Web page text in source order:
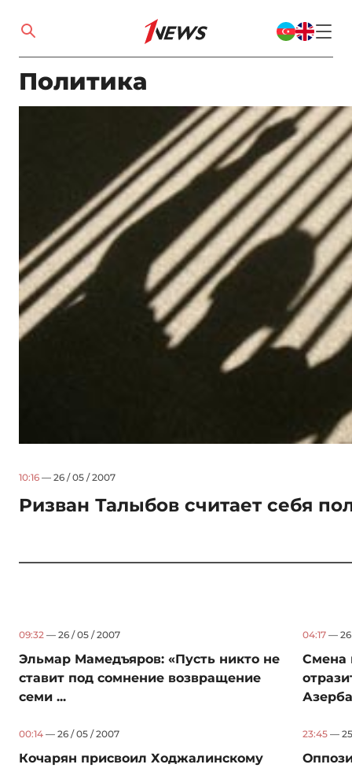
Политика
10:16 — 26 / 05 / 2007
Ризван Талыбов считает себя
09:32 — 26 / 05 / 2007
Эльмар Мамедъяров: «Пусть никто не
ставит под сомнение возвращение
семи ...
04:17 — 26
Смена
00:14 — 26 / 05 / 2007
Кочарян присвоил Ходжалинскому
23:45 —